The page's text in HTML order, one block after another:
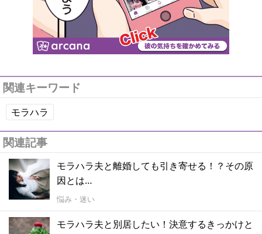
関連キーワード
モラハラ
関連記事
モラハラ夫と離婚しても引き寄せる！？その原
因とは…
悩み・迷い
モラハラ夫と別居したい！決意するきっかけと